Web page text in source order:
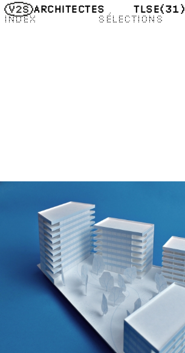
ARCHITECTES TLSE(31)
INDEX
SÉLECTIONS